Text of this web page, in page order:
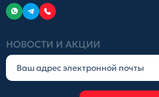
НОВОСТИ И АКЦИИ